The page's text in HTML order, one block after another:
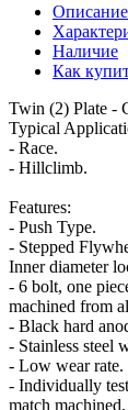
Описание
Наличие
Как
Twin (2) Plate -
Typical
- Race.
- Hillclimb.
Features:
- Push Type.
- Stepped
Inner diameter
- 6 bolt, one
machined from
- Black hard
- Stainless steel
- Low wear rate.
- Individually
match